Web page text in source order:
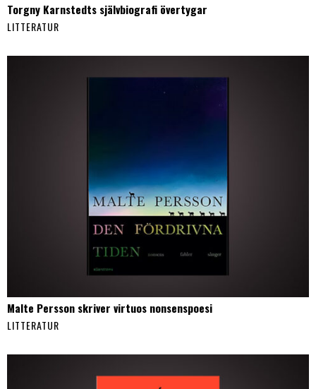
Torgny Karnstedts självbiografi övertygar
LITTERATUR
Malte Persson skriver virtuos nonsenspoesi
LITTERATUR